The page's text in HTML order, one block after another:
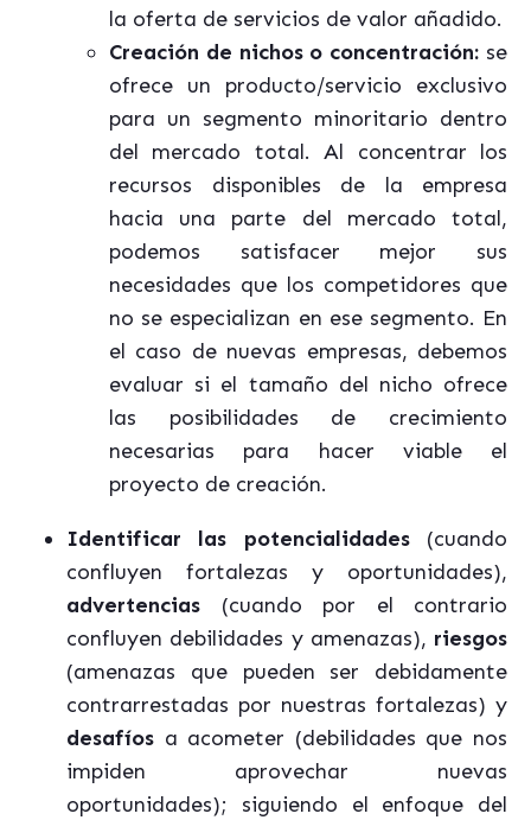
la oferta de servicios de valor añadido.
Creación de nichos o concentración: se
ofrece un producto/servicio exclusivo
para un segmento minoritario dentro
del mercado total. Al concentrar los
recursos disponibles de la empresa
hacia una parte del mercado total,
podemos satisfacer mejor sus
necesidades que los competidores que
no se especializan en ese segmento. En
el caso de nuevas empresas, debemos
evaluar si el tamaño del nicho ofrece
las posibilidades de crecimiento
necesarias para hacer viable el
proyecto de creación.
Identificar las potencialidades(cuando
confluyen fortalezas y oportunidades),
advertencias (cuando por el contrario
confluyen debilidades y amenazas), riesgos
(amenazas que pueden ser debidamente
contrarrestadas por nuestras fortalezas) y
desafíos a acometer (debilidades que nos
impiden aprovechar nuevas
oportunidades); siguiendo el enfoque del